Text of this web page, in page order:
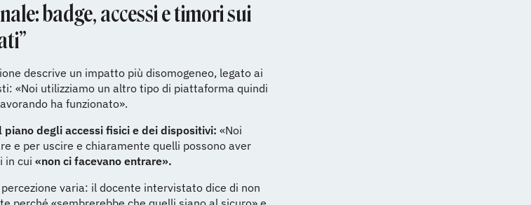
badge, accessi e timori sui
descrive un impatto più disomogeneo, legato ai
«Noi utilizziamo un altro tipo di piattaforma quindi
ha funzionato».
piano degli accessi fisici e dei dispositivi: «Noi
e per uscire e chiaramente quelli possono aver
in cui «non ci facevano entrare».
varia: il docente intervistato dice di non